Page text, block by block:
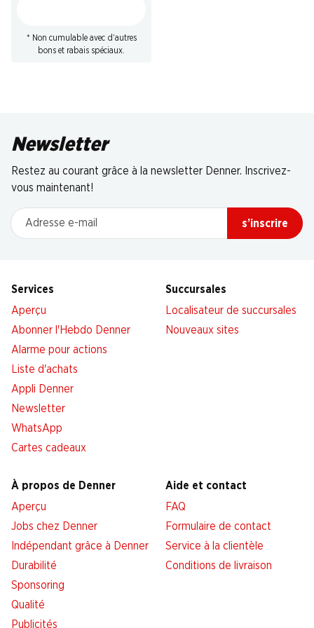
* Non cumulable avec d’autres
bons et rabais spéciaux.
Newsletter
Restez au courant grâce à la newsletter Denner. Inscrivez-
vous maintenant!
Adresse e-mail
s’inscrire
Services
Aperçu
Abonner l'Hebdo Denner
Alarme pour actions
Liste d'achats
Appli Denner
Newsletter
WhatsApp
Cartes cadeaux
Succursales
Localisateur de succursales
Nouveaux sites
À propos de Denner
Aperçu
Jobs chez Denner
Indépendant grâce à Denner
Durabilité
Sponsoring
Qualité
Publicités
Aide et contact
FAQ
Formulaire de contact
Service à la clientèle
Conditions de livraison